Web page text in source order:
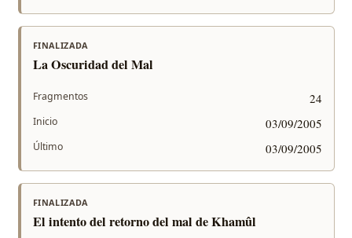
FINALIZADA
La Oscuridad del Mal
Fragmentos 24
Inicio 03/09/2005
Último 03/09/2005
FINALIZADA
El intento del retorno del mal de Khamûl